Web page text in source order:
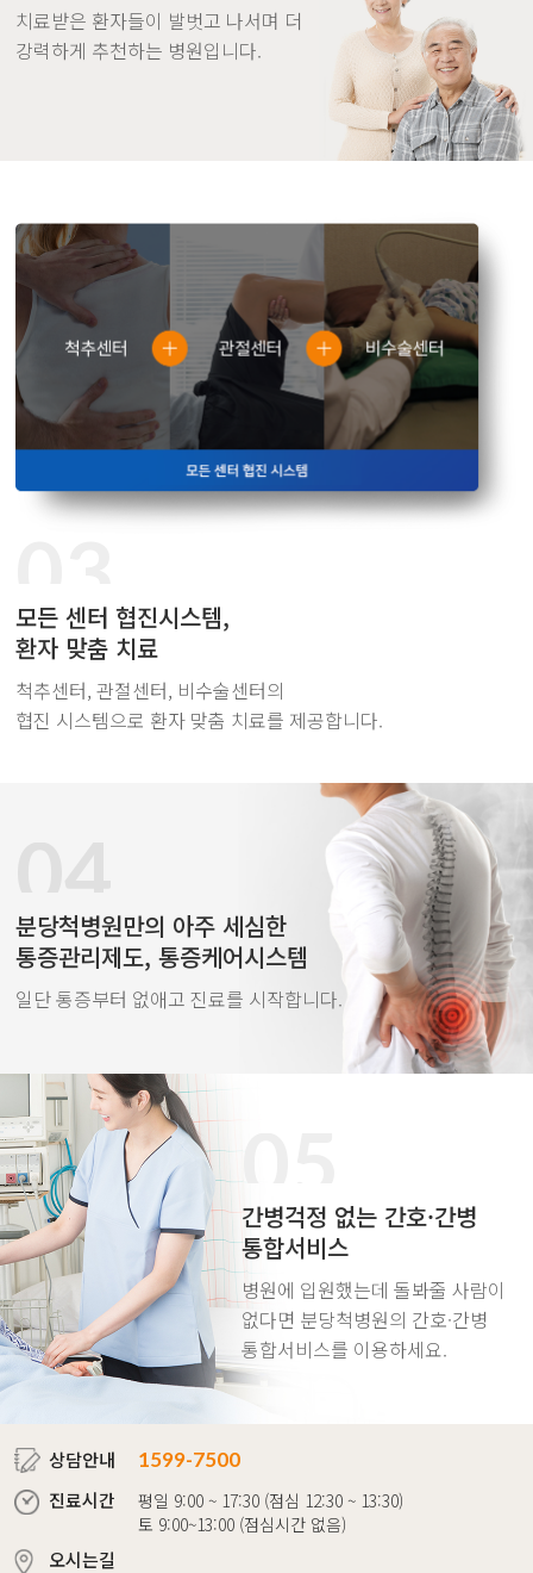
치료받은 환자들이 발벗고 나서며 더
강력하게 추천하는 병원입니다.
모든 센터 협진시스템,
환자 맞춤 치료
척추센터, 관절센터, 비수술센터의
협진 시스템으로 환자 맞춤 치료를 제공합니다.
분당척병원만의 아주 세심한
통증관리제도, 통증케어시스템
일단 통증부터 없애고 진료를 시작합니다.
05
간병걱정 없는 간호·간병
통합서비스
병원에 입원했는데 돌봐줄 사람이
없다면 분당척병원의 간호·간병
통합서비스를 이용하세요.
상담안내
1599-7500
진료시간
평일 9:00 ~ 17:30 (점심 12:30 ~ 13:30)
토 9:00~13:00 (점심시간 없음)
오시는길